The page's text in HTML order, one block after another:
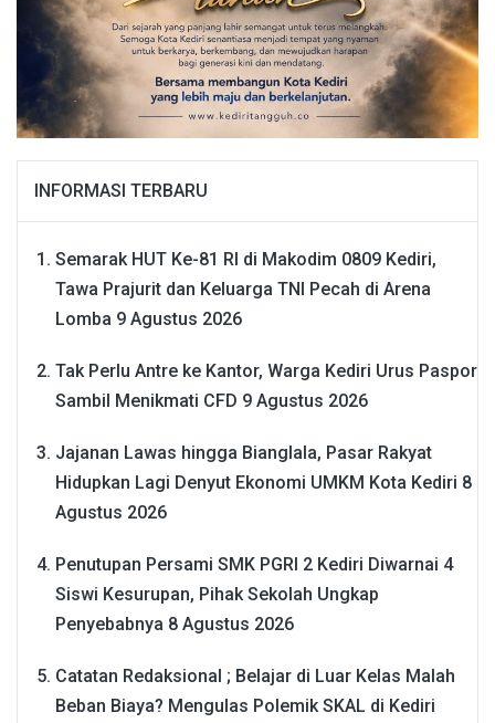
INFORMASI TERBARU
Semarak HUT Ke-81 RI di Makodim 0809 Kediri,
Tawa Prajurit dan Keluarga TNI Pecah di Arena
Lomba 9 Agustus 2026
Tak Perlu Antre ke Kantor, Warga Kediri Urus Paspor
Sambil Menikmati CFD 9 Agustus 2026
Jajanan Lawas hingga Bianglala, Pasar Rakyat
Hidupkan Lagi Denyut Ekonomi UMKM Kota Kediri 8
Agustus 2026
Penutupan Persami SMK PGRI 2 Kediri Diwarnai 4
Siswi Kesurupan, Pihak Sekolah Ungkap
Penyebabnya 8 Agustus 2026
Catatan Redaksional ; Belajar di Luar Kelas Malah
Beban Biaya? Mengulas Polemik SKAL di Kediri